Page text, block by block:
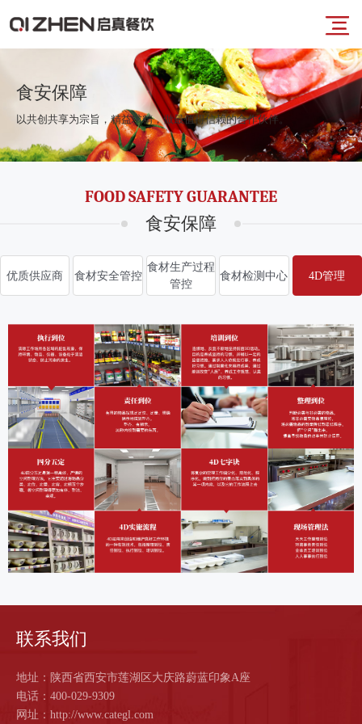
导
航
菜
页
业
块
管
食
安
障
合
食安保障
以共创共享为宗旨，精益求精，做最值得信赖的合作伙伴。
FOOD SAFETY GUARANTEE
食安保障
优质供应商 食材安全管控
食材生产过程
管控
食材检测中心 4D管理
联系我们
地址：陕西省西安市莲湖区大庆路蔚蓝印象A座
电话：400-029-9309
网址：http://www.categl.com